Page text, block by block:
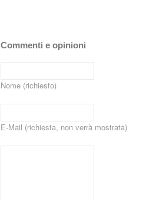
Commenti e opinioni
Nome (richiesto)
E-Mail (richiesta, non verrà mostrata)